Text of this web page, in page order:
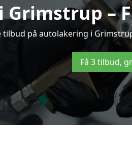
–
på autolakering i
Få 3 tilbud,